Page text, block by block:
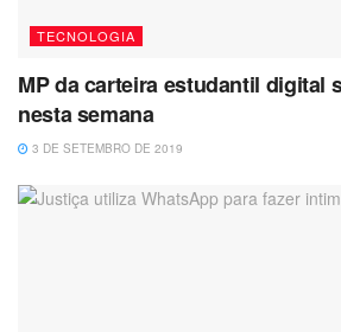
TECNOLOGIA
MP da carteira estudantil digital
nesta semana
3 DE SETEMBRO DE 2019